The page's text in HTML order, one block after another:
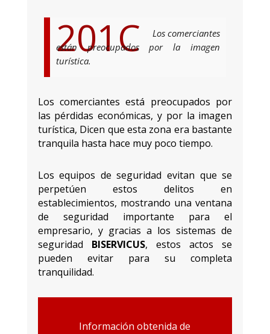
Los comerciantes
están preocupados por la imagen
turística.
Los comerciantes está preocupados por
las pérdidas económicas, y por la imagen
turística, Dicen que esta zona era bastante
tranquila hasta hace muy poco tiempo.
Los equipos de seguridad evitan que se
perpetúen estos delitos en
establecimientos, mostrando una ventana
de seguridad importante para el
empresario, y gracias a los sistemas de
seguridad BISERVICUS, estos actos se
pueden evitar para su completa
tranquilidad.
Información obtenida de